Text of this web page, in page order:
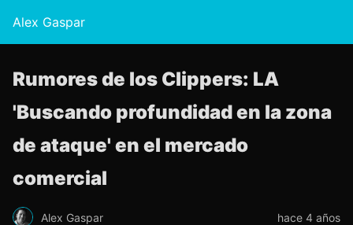
Alex Gaspar
Rumores de los Clippers: LA
'Buscando profundidad en la zona
de ataque' en el mercado
comercial
Alex Gaspar hace 4 años